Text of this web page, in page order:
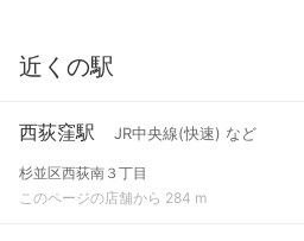
近くの駅
西荻窪駅 JR中央線(快速) など
杉並区西荻南３丁目
このページの店舗から 284 m